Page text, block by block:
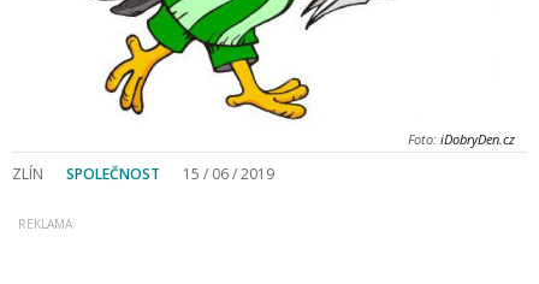
Foto: iDobryDen.cz
ZLÍN SPOLEČNOST 15 / 06 / 2019